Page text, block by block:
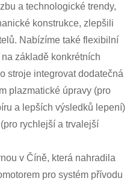
a technologické trendy,
konstrukce, zlepšili
Nabízíme také flexibilní
základě konkrétních
stroje integrovat dodatečná
plazmatické úpravy (pro
a lepších výsledků lepení)
rychlejší a trvalejší
v Číně, která nahradila
pro systém přívodu